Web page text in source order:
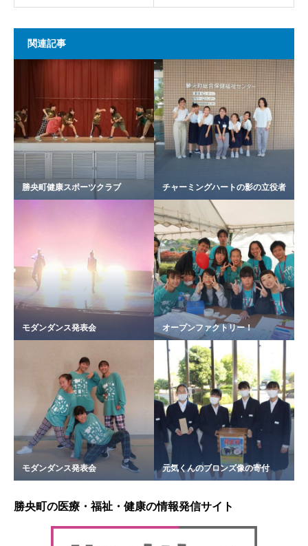
関連記事
勝央町健康スポーツクラブ チャーミングハートの影の立役者
モダンダンス発表会 オープンファクトリー！
モダンダンス発表会 元気くんのブロンズ像の寄付
勝央町の医療・福祉・健康の情報発信サイト